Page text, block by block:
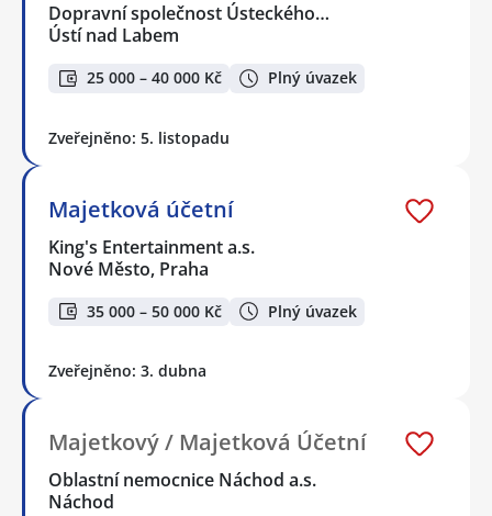
Dopravní společnost Ústeckého…
Ústí nad Labem
25 000 – 40 000 Kč Plný úvazek
Zveřejněno: 5. listopadu
Majetková účetní
King's Entertainment a.s.
Nové Město, Praha
35 000 – 50 000 Kč Plný úvazek
Zveřejněno: 3. dubna
Majetkový / Majetková Účetní
Oblastní nemocnice Náchod a.s.
Náchod